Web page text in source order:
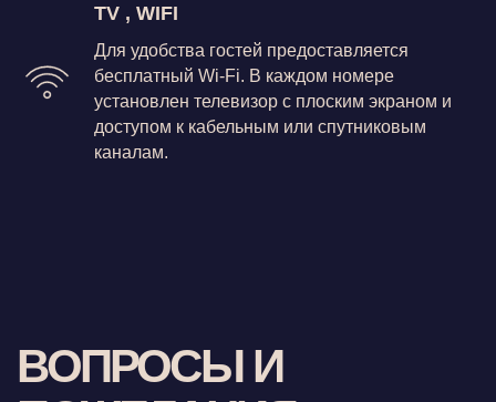
TV , WIFI
Для удобства гостей предоставляется
бесплатный Wi-Fi. В каждом номере
установлен телевизор с плоским экраном и
доступом к кабельным или спутниковым
каналам.